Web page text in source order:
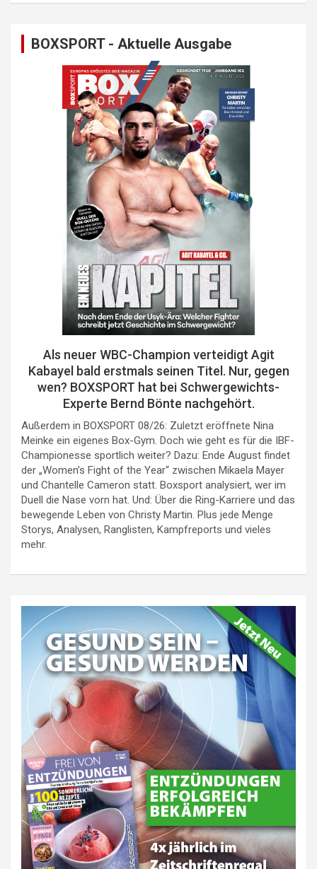
BOXSPORT - Aktuelle Ausgabe
Als neuer WBC-Champion verteidigt Agit
Kabayel bald erstmals seinen Titel. Nur, gegen
wen? BOXSPORT hat bei Schwergewichts-
Experte Bernd Bönte nachgehört.
Außerdem in BOXSPORT 08/26: Zuletzt eröffnete Nina
Meinke ein eigenes Box-Gym. Doch wie geht es für die IBF-
Championesse sportlich weiter? Dazu: Ende August findet
der „Women’s Fight of the Year“ zwischen Mikaela Mayer
und Chantelle Cameron statt. Boxsport analysiert, wer im
Duell die Nase vorn hat. Und: Über die Ring-Karriere und das
bewegende Leben von Christy Martin. Plus jede Menge
Storys, Analysen, Ranglisten, Kampfreports und vieles
mehr.